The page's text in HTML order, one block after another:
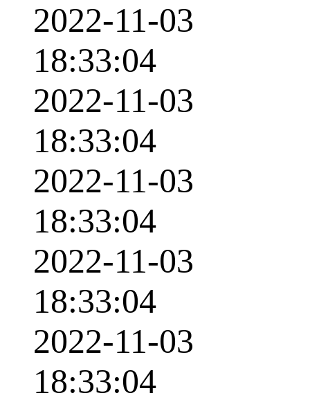
2022-11-03
18:33:04
2022-11-03
18:33:04
2022-11-03
18:33:04
2022-11-03
18:33:04
2022-11-03
18:33:04